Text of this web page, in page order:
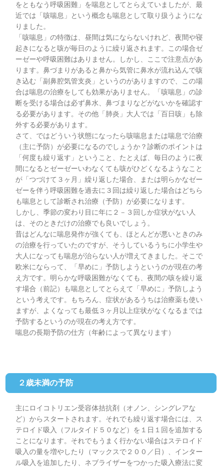
をともなう呼吸困難」を喘息としてとらえていましたが、最
近では「咳喘息」という概念も喘息として取り扱うようにな
りました。
「咳喘息」の特徴は、昼間は気にならないけれど、夜間や寝
起きになると咳が毎日のように繰り返されます。この場合ゼ
ーゼーや呼吸困難はありません。しかし、ここで注意点があ
ります。鼻づまりがあると鼻から気管に鼻水が流れ込んで咳
き込む「副鼻腔気管支炎」というのがありますので、この場
合は喘息の治療をしても効果がありません。「咳喘息」の診
断を受ける場合は必ず鼻水、鼻づまりなどがないかを確認す
る必要があります。その他「肺炎」大人では「百日咳」も除
外する必要があります。
さて、ではどういう状態になったら咳喘息または喘息で治療
（主に予防）が必要になるのでしょうか？診断のポイントは
「何度も繰り返す」ということ、たとえば、毎日のように夜
間になるとゼーゼーいわなくても咳がひどくなるようなこと
が「つづけて３ヶ月」繰り返した場合、または明らかなゼー
ゼーを伴う呼吸困難を過去に３回は繰り返した場合はどちら
も喘息として診断され治療（予防）が必要になります。
しかし、季節の変わり目に年に２－３回しか症状がない人
は、そのときだけの治療でも良いでしょう。
昔はどんなに喘息発作が強くても、ほとんどが悪いときのみ
の治療を行っていたのですが、そうしているうちに小学生や
大人になっても喘息が治らない人が増えてきました。そこで
欧米にならって、「早めに」予防しようというのが現在の考
え方です。明らかな呼吸困難がなくても、夜間の咳を繰り返
す場合（前記）も喘息としてとらえて「早めに」予防しよう
という考えです。もちろん、症状があるうちは治療薬も使い
ますが、よくなっても最低３ヶ月以上症状がなくなるまでは
予防するというのが現在の考え方です。
喘息の長期予防の仕方（年齢によって異なります）
２歳未満の予防
主にロイコトリエン受容体拮抗剤（オノン、シングレアな
ど）からスタートされます。それでも繰り返す場合には、ス
テロイド吸入（フルタイド５０など）を１日１回を追加する
ことになります。それでもうまく行かない場合はステロイド
吸入の量を増やしたり（マックスで２００／日）、インター
ル吸入を追加したり、ネブライザーをつかった吸入療法に変